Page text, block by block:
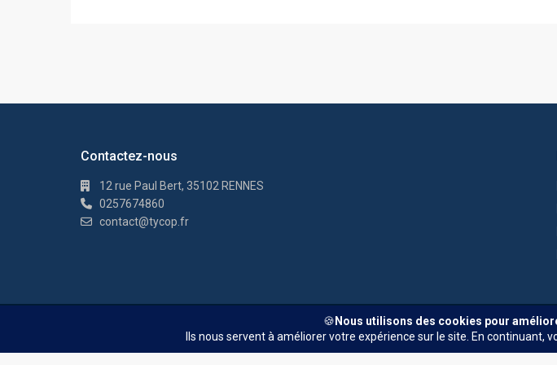
Contactez-nous
12 rue Paul Bert, 35102 RENNES
0257674860
contact@tycop.fr